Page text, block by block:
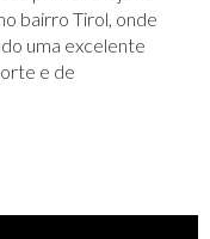
bairro Tirol, onde
uma excelente
e de